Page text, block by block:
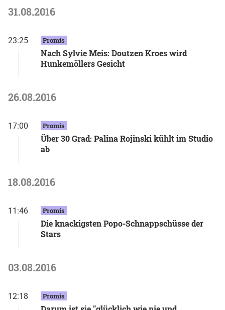
31.08.2016
23:25 Promis
Nach Sylvie Meis: Doutzen Kroes wird
Hunkemöllers Gesicht
26.08.2016
17:00 Promis
Über 30 Grad: Palina Rojinski kühlt im Studio
ab
18.08.2016
11:46 Promis
Die knackigsten Popo-Schnappschüsse der
Stars
03.08.2016
12:18 Promis